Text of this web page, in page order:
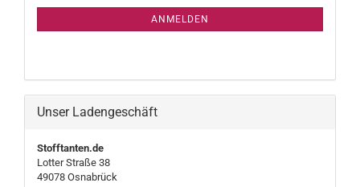
ANMELDEN
Unser Ladengeschäft
Stofftanten.de
Lotter Straße 38
49078 Osnabrück